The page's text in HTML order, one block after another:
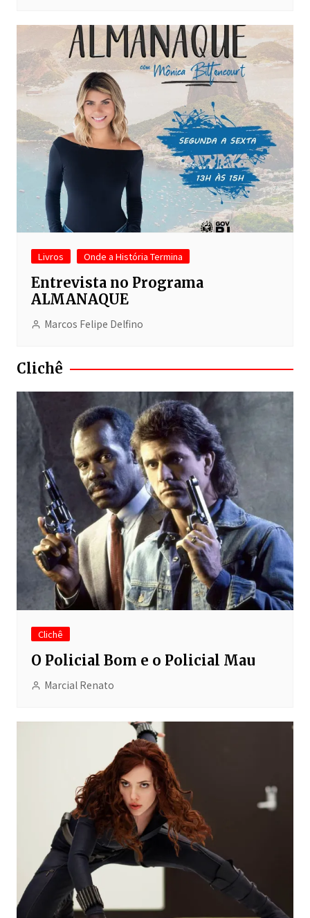
Livros Onde a História Termina
Entrevista no Programa
ALMANAQUE
Marcos Felipe Delfino
Clichê
Clichê
O Policial Bom e o Policial Mau
Marcial Renato